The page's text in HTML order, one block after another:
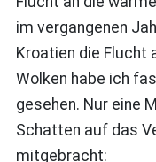
im vergangenen
Kroatien die Flucht
Wolken habe ich
gesehen. Nur eine
Schatten auf das
mitgebracht: